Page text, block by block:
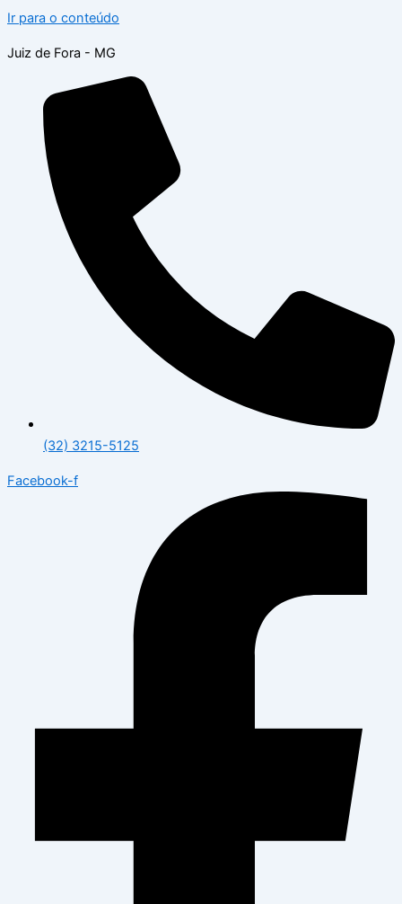
Ir para o conteúdo
Juiz de Fora - MG
(32) 3215-5125
Facebook-f